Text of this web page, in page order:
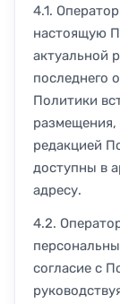
4.1.
настоящую
актуальной
последнего
Политики
размещения,
редакцией
доступны в
адресу.
4.2.
согласие с